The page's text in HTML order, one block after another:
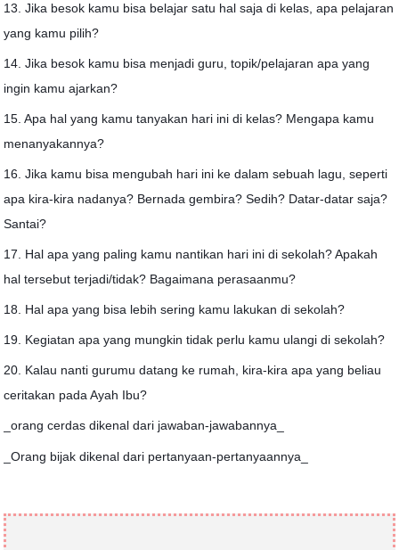
13. Jika besok kamu bisa belajar satu hal saja di kelas, apa pelajaran
yang kamu pilih?
14. Jika besok kamu bisa menjadi guru, topik/pelajaran apa yang
ingin kamu ajarkan?
15. Apa hal yang kamu tanyakan hari ini di kelas? Mengapa kamu
menanyakannya?
16. Jika kamu bisa mengubah hari ini ke dalam sebuah lagu, seperti
apa kira-kira nadanya? Bernada gembira? Sedih? Datar-datar saja?
Santai?
17. Hal apa yang paling kamu nantikan hari ini di sekolah? Apakah
hal tersebut terjadi/tidak? Bagaimana perasaanmu?
18. Hal apa yang bisa lebih sering kamu lakukan di sekolah?
19. Kegiatan apa yang mungkin tidak perlu kamu ulangi di sekolah?
20. Kalau nanti gurumu datang ke rumah, kira-kira apa yang beliau
ceritakan pada Ayah Ibu?
_orang cerdas dikenal dari jawaban-jawabannya_
_Orang bijak dikenal dari pertanyaan-pertanyaannya_